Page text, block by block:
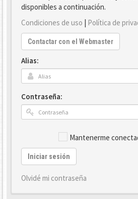
disponibles a continuación.
Condiciones de uso | Política de
Contactar con el Webmaster
Alias:
Contraseña:
Mantenerme
Iniciar sesión
Olvidé mi contraseña